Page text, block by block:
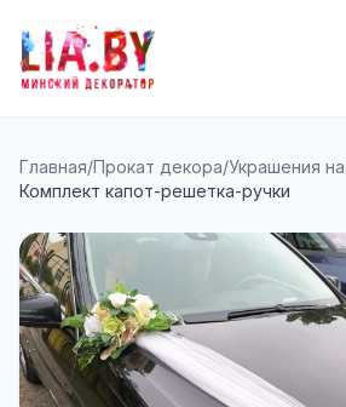
Главная/Прокат декора/Украшения
Комплект капот-решетка-ручки